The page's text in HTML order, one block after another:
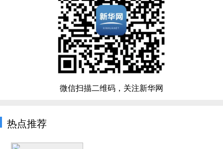
微信扫描二维码，关注新华网
热点推荐